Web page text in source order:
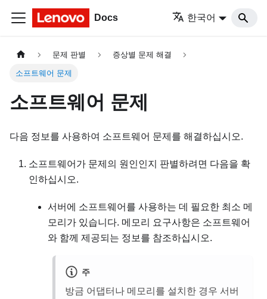
Docs 한국어
문제 판별 증상별 문제 해결
소프트웨어 문제
소프트웨어 문제
다음 정보를 사용하여 소프트웨어 문제를 해결하십시오.
소프트웨어가 문제의 원인인지 판별하려면 다음을 확
인하십시오.
서버에 소프트웨어를 사용하는 데 필요한 최소 메
모리가 있습니다. 메모리 요구사항은 소프트웨어
와 함께 제공되는 정보를 참조하십시오.
주
방금 어댑터나 메모리를 설치한 경우 서버